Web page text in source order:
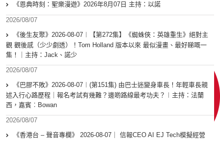
《恩典時刻：聖樂漫遊》2026年8月07日 主持：以諾
2026/08/07
《後生友聚》2026-08-07︱【第272集】《蜘蛛俠：英雄重生》絕對主
觀 觀後感（少少劇透）！Tom Holland 版本以來 最似漫畫、最好睇嘅一
集！｜主持：Jack、諾少
2026/08/07
《巴膠不敗》2026-08-07︱(第151集) 由巴士迷變身車長！年輕車長親
述入行心路歷程｜報名考試有幾難？邊啲路線最考功夫？︱主持：法蘭
西，嘉賓︰Bowan
2026/08/07
《香港台 – 聲音專欄》 2026-08-07｜ 信報CEO AI EJ Tech模擬經營